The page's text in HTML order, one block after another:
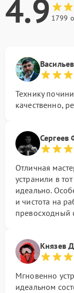
4.9 1799
Технику
качественно,
Сергеев
Отличная
устранили в
идеально.
и чистота на
превосходный
Князев
Мгновенно
идеальном